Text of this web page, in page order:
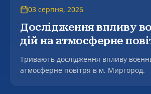
03 серпня, 2026
Дослідження впливу
дій на атмосферне
Тривають дослідження впливу
атмосферне повітря в м. Миргород.